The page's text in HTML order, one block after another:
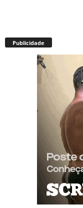
Publicidade